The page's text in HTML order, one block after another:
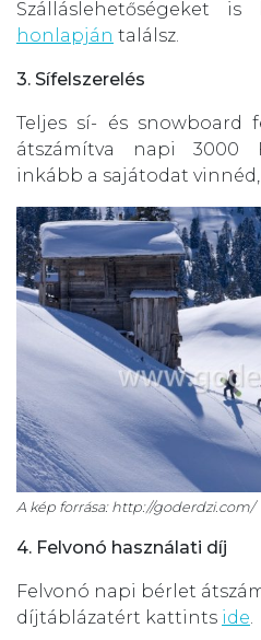
Szálláslehetőségeket is
honlapján találsz.
3. Sífelszerelés
Teljes sí- és snowboard
átszámítva napi 3000
inkább a sajátodat vinnéd,
A kép forrása: http://goderdzi.com/
4. Felvonó használati díj
Felvonó napi bérlet
díjtáblázatért kattints ide.